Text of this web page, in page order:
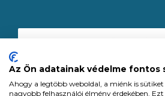
Az Ön adatainak védelme fontos
Ahogy a legtöbb weboldal, a miénk is
nagyobb felhasználói élmény érdekében.